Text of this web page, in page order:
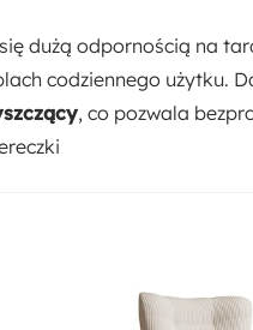
dużą odpornością na
codziennego użytku.
, co pozwala